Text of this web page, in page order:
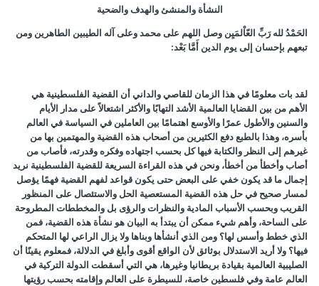
النشأة والمنشئ والهدف والضحية
الحَمْدُ لله رَبِّ العّاْلمَيِن وصل اللهم على محمد وعلى آله الطيبين الطاهرين ومن
تبعهم بإحسان إلى يوم الدين أَمَّا بَعْد:
لقد بات معلومًا في هذا الزمان للقاصي والداني أن القضية الفلسطينية هي
الأهم من بين القضايا العالمية الأشد التهابًا والأكثر اشتعالاً على مدار الأيام
والسنين والأطول عمرًا والأوسع اهتمامًا بين العاملين في السياسة في العالم
بأسره، وهذا بالطبع دفع الكثيرين من أصحاب هذه القضية والمهتمين بها من
غيرهم إلى النظر والكتابة فيها كل بحسب اجتهاده وفكره وقدرته، فأصاب من
أصاب وأخطأ من أخطأ، ونحن في هذه القراءة السريعة للقضية الفلسطينية نريد
إجمال ما قد يكون خفي على البعض حتى يكون قواعد لفهم القضية فهمًا يؤصل
لمسار صحيح في حل هذه القضية المستعصية الحل والاستئصال على المنظور
القريب وبحسب الأسباب المادية والنظرات والرؤى بل والمخططات المطروحة
على الساحة، وأهم شيء ممكن أن يبتدأ به البيان هو نشأة هذه القضية، فمن
الذي خطط وأسس لها؟ ومن الذي أنشأها وبناها ولا يزال الراعي لها المتحكم
فيها؟ ولا أريد الاستدلال بوثائق لأن الواقع أقوى وأبلغ في الدلالة، فمعلوم يقينًا أن
الصليبية العالمية بقيادة بريطانيا وغيرها، هي التي أسقطت الدولة التركية في
العالم عامة وفي فلسطين خاصة، للسيطرة على العالم وإقامته بحسب رؤيتها